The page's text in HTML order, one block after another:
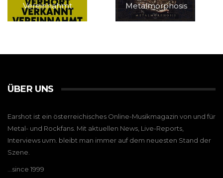
Vereinnahmt
Metalmorphosis
ÜBER UNS
Earshot ist ein österreichisches Online-Musikmagazin von und für
Metal- und Rockfans. Mit aktuellen News, Live-Reports,
Interviews uvm. bleibt man immer auf dem neuesten Stand der
Szene.
…since 1999